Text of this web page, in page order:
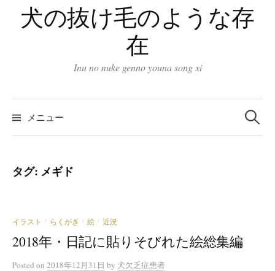
犬の抜け毛のような存
在
Inu no nuke genno youna song xi
メニュー
検
索:
タグ: メギド
イラスト / らくがき / 絵 / 近況
2018年・日記に貼りそびれた絵総集編
Posted on 2018年12月31日 by 犬欠乏症患者